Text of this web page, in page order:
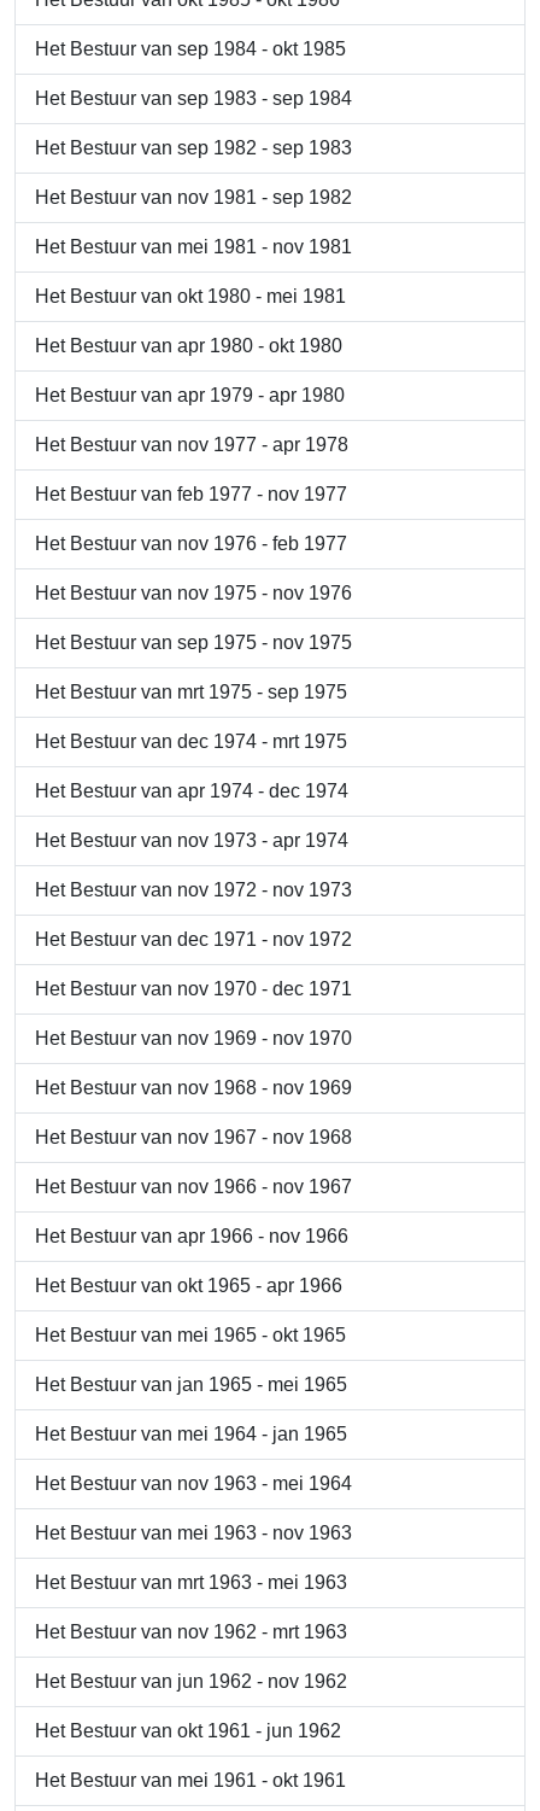
Het Bestuur van sep 1984 - okt 1985
Het Bestuur van sep 1983 - sep 1984
Het Bestuur van sep 1982 - sep 1983
Het Bestuur van nov 1981 - sep 1982
Het Bestuur van mei 1981 - nov 1981
Het Bestuur van okt 1980 - mei 1981
Het Bestuur van apr 1980 - okt 1980
Het Bestuur van apr 1979 - apr 1980
Het Bestuur van nov 1977 - apr 1978
Het Bestuur van feb 1977 - nov 1977
Het Bestuur van nov 1976 - feb 1977
Het Bestuur van nov 1975 - nov 1976
Het Bestuur van sep 1975 - nov 1975
Het Bestuur van mrt 1975 - sep 1975
Het Bestuur van dec 1974 - mrt 1975
Het Bestuur van apr 1974 - dec 1974
Het Bestuur van nov 1973 - apr 1974
Het Bestuur van nov 1972 - nov 1973
Het Bestuur van dec 1971 - nov 1972
Het Bestuur van nov 1970 - dec 1971
Het Bestuur van nov 1969 - nov 1970
Het Bestuur van nov 1968 - nov 1969
Het Bestuur van nov 1967 - nov 1968
Het Bestuur van nov 1966 - nov 1967
Het Bestuur van apr 1966 - nov 1966
Het Bestuur van okt 1965 - apr 1966
Het Bestuur van mei 1965 - okt 1965
Het Bestuur van jan 1965 - mei 1965
Het Bestuur van mei 1964 - jan 1965
Het Bestuur van nov 1963 - mei 1964
Het Bestuur van mei 1963 - nov 1963
Het Bestuur van mrt 1963 - mei 1963
Het Bestuur van nov 1962 - mrt 1963
Het Bestuur van jun 1962 - nov 1962
Het Bestuur van okt 1961 - jun 1962
Het Bestuur van mei 1961 - okt 1961